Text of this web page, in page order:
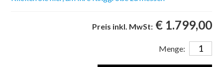
Preis inkl. MwSt: € 1.799,00
Menge: